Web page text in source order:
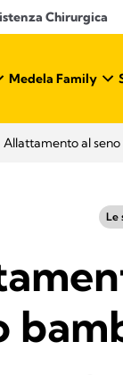
Chirurgica
Medela Family
Allattamento al
Le